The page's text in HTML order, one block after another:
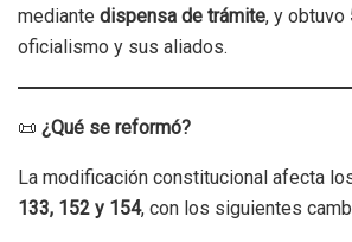
mediante dispensa de trámite, y obtuvo
oficialismo y sus aliados.
📜 ¿Qué se reformó?
La modificación constitucional afecta
133, 152 y 154, con los siguientes